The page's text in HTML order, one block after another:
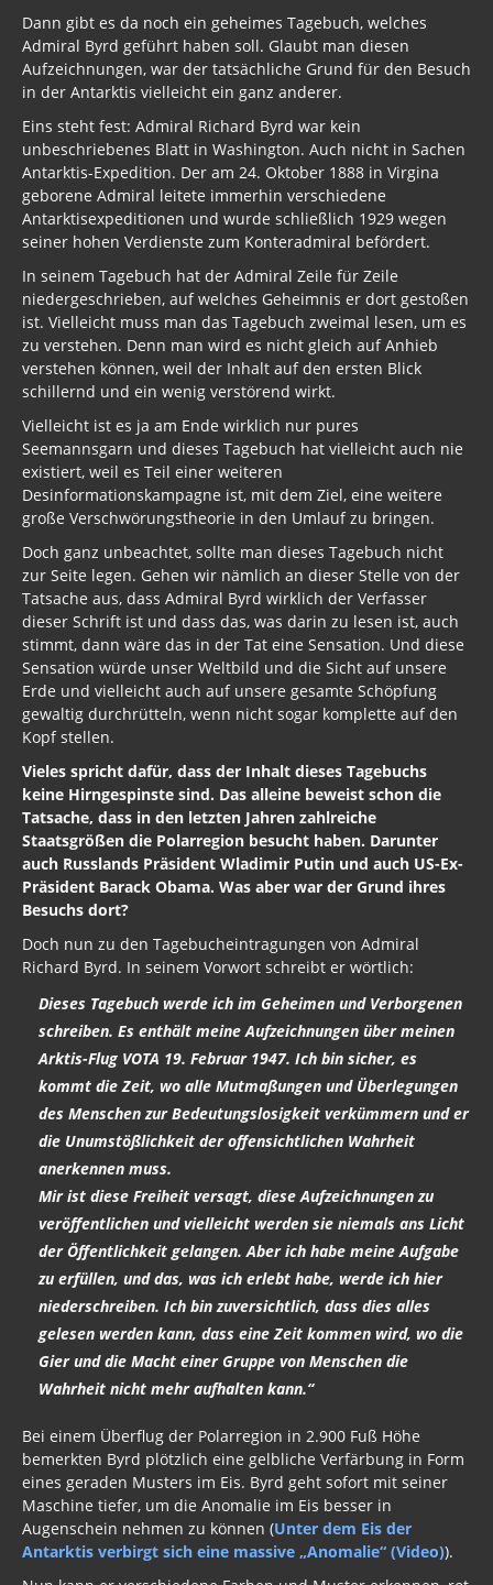
Dann gibt es da noch ein geheimes Tagebuch, welches
Admiral Byrd geführt haben soll. Glaubt man diesen
Aufzeichnungen, war der tatsächliche Grund für den Besuch
in der Antarktis vielleicht ein ganz anderer.
Eins steht fest: Admiral Richard Byrd war kein
unbeschriebenes Blatt in Washington. Auch nicht in Sachen
Antarktis-Expedition. Der am 24. Oktober 1888 in Virgina
geborene Admiral leitete immerhin verschiedene
Antarktisexpeditionen und wurde schließlich 1929 wegen
seiner hohen Verdienste zum Konteradmiral befördert.
In seinem Tagebuch hat der Admiral Zeile für Zeile
niedergeschrieben, auf welches Geheimnis er dort gestoßen
ist. Vielleicht muss man das Tagebuch zweimal lesen, um es
zu verstehen. Denn man wird es nicht gleich auf Anhieb
verstehen können, weil der Inhalt auf den ersten Blick
schillernd und ein wenig verstörend wirkt.
Vielleicht ist es ja am Ende wirklich nur pures
Seemannsgarn und dieses Tagebuch hat vielleicht auch nie
existiert, weil es Teil einer weiteren
Desinformationskampagne ist, mit dem Ziel, eine weitere
große Verschwörungstheorie in den Umlauf zu bringen.
Doch ganz unbeachtet, sollte man dieses Tagebuch nicht
zur Seite legen. Gehen wir nämlich an dieser Stelle von der
Tatsache aus, dass Admiral Byrd wirklich der Verfasser
dieser Schrift ist und dass das, was darin zu lesen ist, auch
stimmt, dann wäre das in der Tat eine Sensation. Und diese
Sensation würde unser Weltbild und die Sicht auf unsere
Erde und vielleicht auch auf unsere gesamte Schöpfung
gewaltig durchrütteln, wenn nicht sogar komplette auf den
Kopf stellen.
Vieles spricht dafür, dass der Inhalt dieses Tagebuchs
keine Hirngespinste sind. Das alleine beweist schon die
Tatsache, dass in den letzten Jahren zahlreiche
Staatsgrößen die Polarregion besucht haben. Darunter
auch Russlands Präsident Wladimir Putin und auch US-Ex-
Präsident Barack Obama. Was aber war der Grund ihres
Besuchs dort?
Doch nun zu den Tagebucheintragungen von Admiral
Richard Byrd. In seinem Vorwort schreibt er wörtlich:
Dieses Tagebuch werde ich im Geheimen und Verborgenen
schreiben. Es enthält meine Aufzeichnungen über meinen
Arktis-Flug VOTA 19. Februar 1947. Ich bin sicher, es
kommt die Zeit, wo alle Mutmaßungen und Überlegungen
des Menschen zur Bedeutungslosigkeit verkümmern und er
die Unumstößlichkeit der offensichtlichen Wahrheit
anerkennen muss.
Mir ist diese Freiheit versagt, diese Aufzeichnungen zu
veröffentlichen und vielleicht werden sie niemals ans Licht
der Öffentlichkeit gelangen. Aber ich habe meine Aufgabe
zu erfüllen, und das, was ich erlebt habe, werde ich hier
niederschreiben. Ich bin zuversichtlich, dass dies alles
gelesen werden kann, dass eine Zeit kommen wird, wo die
Gier und die Macht einer Gruppe von Menschen die
Wahrheit nicht mehr aufhalten kann.“
Bei einem Überflug der Polarregion in 2.900 Fuß Höhe
bemerkten Byrd plötzlich eine gelbliche Verfärbung in Form
eines geraden Musters im Eis. Byrd geht sofort mit seiner
Maschine tiefer, um die Anomalie im Eis besser in
Augenschein nehmen zu können (Unter dem Eis der
Antarktis verbirgt sich eine massive „Anomalie“ (Video)).